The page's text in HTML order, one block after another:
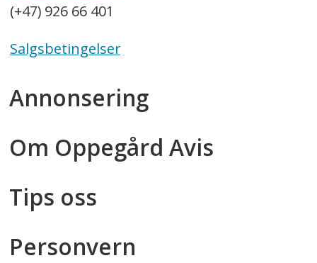
(+47) 926 66 401
Salgsbetingelser
Annonsering
Om Oppegård Avis
Tips oss
Personvern